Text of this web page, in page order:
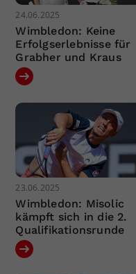
24.06.2025
Wimbledon: Keine
Erfolgserlebnisse für
Grabher und Kraus
23.06.2025
Wimbledon: Misolic
kämpft sich in die 2.
Qualifikationsrunde